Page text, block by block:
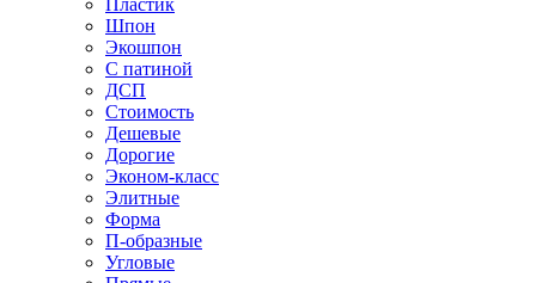
Пластик
Шпон
Экошпон
С патиной
ДСП
Стоимость
Дешевые
Дорогие
Эконом-класс
Элитные
Форма
П-образные
Угловые